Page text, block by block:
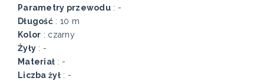
Parametry przewodu : -
Długość: 10 m
Kolor : czarny
Żyły : -
Materiał : -
Liczba żył: -